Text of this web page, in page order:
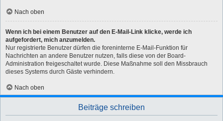
Nach oben
Wenn ich bei einem Benutzer auf den E-Mail-Link klicke, werde ich
aufgefordert, mich anzumelden.
Nur registrierte Benutzer dürfen die foreninterne E-Mail-Funktion für
Nachrichten an andere Benutzer nutzen, falls diese von der Board-
Administration freigeschaltet wurde. Diese Maßnahme soll den Missbrauch
dieses Systems durch Gäste verhindern.
Nach oben
Beiträge schreiben